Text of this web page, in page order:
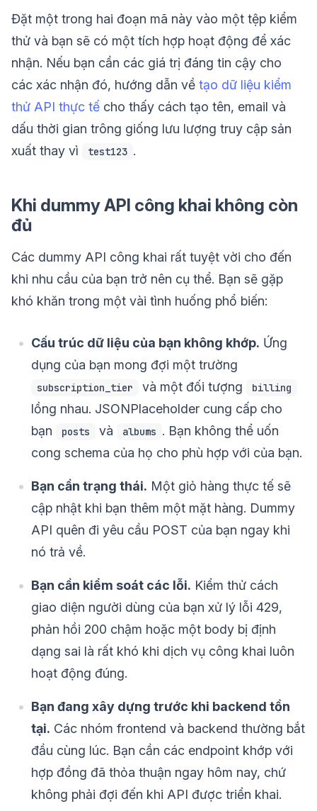
Đặt một trong hai đoạn mã này vào một tệp kiểm
thử và bạn sẽ có một tích hợp hoạt động để xác
nhận. Nếu bạn cần các giá trị đáng tin cậy cho
các xác nhận đó, hướng dẫn về tạo dữ liệu kiểm
thử API thực tế cho thấy cách tạo tên, email và
dấu thời gian trông giống lưu lượng truy cập sản
xuất thay vì
test123 .
Khi dummy API công khai không còn
đủ
Các dummy API công khai rất tuyệt vời cho đến
khi nhu cầu của bạn trở nên cụ thể. Bạn sẽ gặp
khó khăn trong một vài tình huống phổ biến:
Cấu trúc dữ liệu của bạn không khớp. Ứng
dụng của bạn mong đợi một trường
subscription_tier và một đối tượng billing
lồng nhau. JSONPlaceholder cung cấp cho
bạn
posts và albums . Bạn không thể uốn
cong schema của họ cho phù hợp với của bạn.
Bạn cần trạng thái. Một giỏ hàng thực tế sẽ
cập nhật khi bạn thêm một mặt hàng. Dummy
API quên đi yêu cầu POST của bạn ngay khi
nó trả về.
Bạn cần kiểm soát các lỗi. Kiểm thử cách
giao diện người dùng của bạn xử lý lỗi 429,
phản hồi 200 chậm hoặc một body bị định
dạng sai là rất khó khi dịch vụ công khai luôn
hoạt động đúng.
Bạn đang xây dựng trước khi backend tồn
tại. Các nhóm frontend và backend thường bắt
đầu cùng lúc. Bạn cần các endpoint khớp với
hợp đồng đã thỏa thuận ngay hôm nay, chứ
không phải đợi đến khi API được triển khai.